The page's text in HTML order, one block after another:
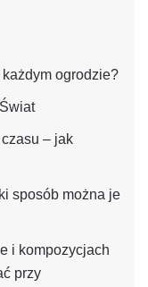
ogrodzie?
– jak
sposób można je
i kompozycjach
przy